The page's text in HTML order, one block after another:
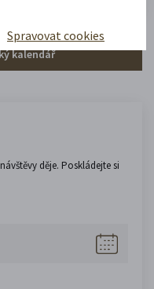
kalendář
děje. Poskládejte si
Spravovat cookies